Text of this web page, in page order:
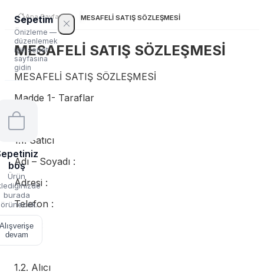
Sepetim
Önizleme —
düzenlemek
için sepet
sayfasına
gidin
boş
Ürün
burada
Alışverişe
devam
Ana Sayfa MESAFELİ SATIŞ SÖZLEŞMESİ
MESAFELİ SATIŞ SÖZLEŞMESİ
MESAFELİ SATIŞ SÖZLEŞMESİ
Madde 1- Taraflar
1.1. Satıcı
Adı – Soyadı :
Adresi :
Telefon :
Email :
1.2. Alıcı